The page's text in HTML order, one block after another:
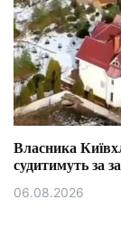
Власника
судитимуть за
06.08.2026